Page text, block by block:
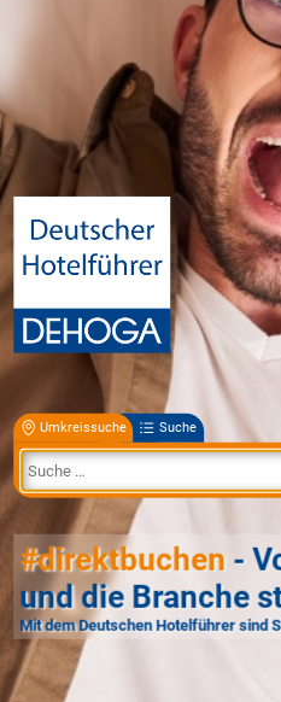
Umkreissuche Suche
#direktbuchen -
und die Branche
Mit dem Deutschen Hotelführer sind